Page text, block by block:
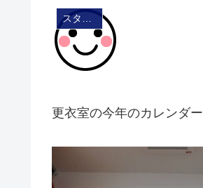
更衣室の今年のカレンダー